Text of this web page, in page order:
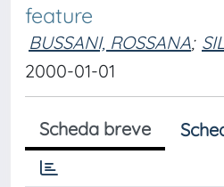
feature
BUSSANI, ROSSANA;
2000-01-01
Scheda breve